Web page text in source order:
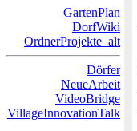
GartenPlan
DorfWiki
OrdnerProjekte_alt
Dörfer
NeueArbeit
VideoBridge
VillageInnovationTalk